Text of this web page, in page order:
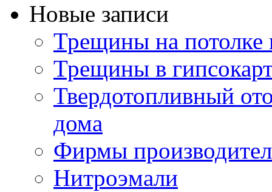
Новые записи
Трещины на потолке
Трещины в
Твердотопливный
дома
Фирмы
Нитроэмали